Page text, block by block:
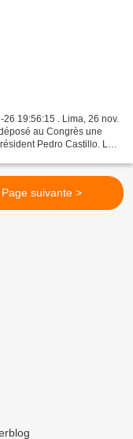
19:56:15 . Lima, 26 nov.
au Congrès une
Pedro Castillo. La
Page suivante >